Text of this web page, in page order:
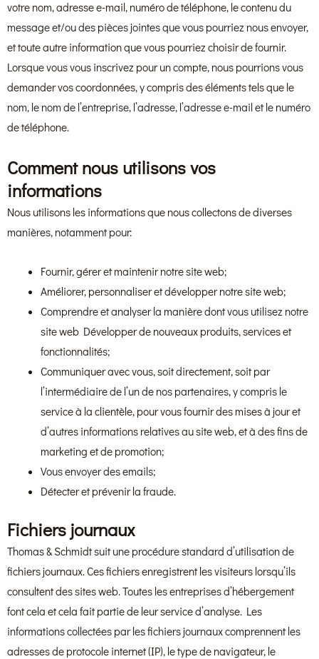
votre nom, adresse e-mail, numéro de téléphone, le contenu du
message et/ou des pièces jointes que vous pourriez nous envoyer,
et toute autre information que vous pourriez choisir de fournir.
Lorsque vous vous inscrivez pour un compte, nous pourrions vous
demander vos coordonnées, y compris des éléments tels que le
nom, le nom de l’entreprise, l’adresse, l’adresse e-mail et le numéro
de téléphone.
Comment nous utilisons vos
informations
Nous utilisons les informations que nous collectons de diverses
manières, notamment pour:
Fournir, gérer et maintenir notre site web;
Améliorer, personnaliser et développer notre site web;
Comprendre et analyser la manière dont vous utilisez notre
site web Développer de nouveaux produits, services et
fonctionnalités;
Communiquer avec vous, soit directement, soit par
l’intermédiaire de l’un de nos partenaires, y compris le
service à la clientèle, pour vous fournir des mises à jour et
d’autres informations relatives au site web, et à des fins de
marketing et de promotion;
Vous envoyer des emails;
Détecter et prévenir la fraude.
Fichiers journaux
Thomas & Schmidt suit une procédure standard d’utilisation de
fichiers journaux. Ces fichiers enregistrent les visiteurs lorsqu’ils
consultent des sites web. Toutes les entreprises d’hébergement
font cela et cela fait partie de leur service d’analyse. Les
informations collectées par les fichiers journaux comprennent les
adresses de protocole internet (IP), le type de navigateur, le